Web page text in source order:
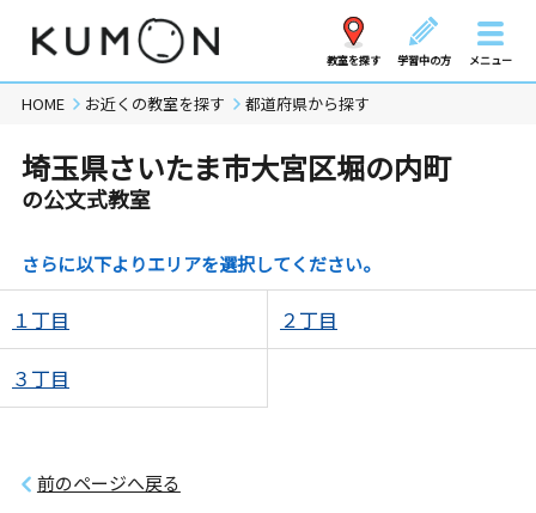
教室を探す 学習中の方 メニュー
HOME お近くの教室を探す 都道府県から探す
埼玉県さいたま市大宮区堀の内町
の公文式教室
さらに以下よりエリアを選択してください。
１丁目 ２丁目
３丁目
前のページへ戻る